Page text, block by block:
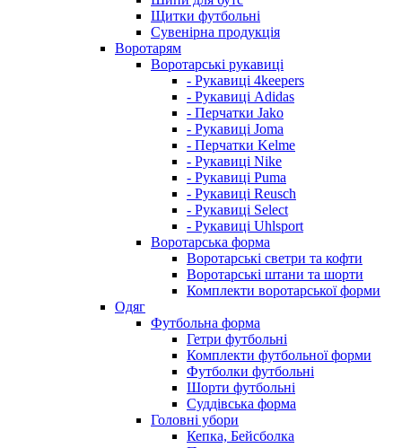
Щитки футбольні
Сувенірна продукція
Воротарям
Воротарські рукавиці
- Рукавиці 4keepers
- Рукавиці Adidas
- Перчатки Jako
- Рукавиці Joma
- Перчатки Kelme
- Рукавиці Nike
- Рукавиці Puma
- Рукавиці Reusch
- Рукавиці Select
- Рукавиці Uhlsport
Воротарська форма
Воротарські светри та кофти
Воротарські штани та шорти
Комплекти воротарської форми
Одяг
Футбольна форма
Гетри футбольні
Комплекти футбольної форми
Футболки футбольні
Шорти футбольні
Суддівська форма
Головні убори
Кепка, Бейсболка